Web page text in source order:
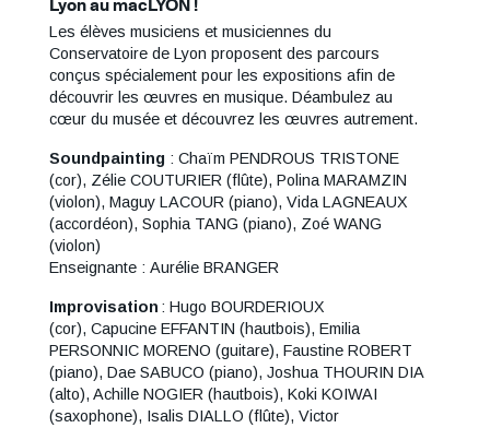
Les élèves musiciens et musiciennes du
Conservatoire de Lyon proposent des parcours
conçus spécialement pour les expositions afin de
découvrir les œuvres en musique. Déambulez au
cœur du musée et découvrez les œuvres autrement.
Soundpainting : Chaïm PENDROUS TRISTONE
(cor), Zélie COUTURIER (flûte), Polina MARAMZIN
(violon), Maguy LACOUR (piano), Vida LAGNEAUX
(accordéon), Sophia TANG (piano), Zoé WANG
(violon)
Enseignante : Aurélie BRANGER
Improvisation : Hugo BOURDERIOUX
(cor), Capucine EFFANTIN (hautbois), Emilia
PERSONNIC MORENO (guitare), Faustine ROBERT
(piano), Dae SABUCO (piano), Joshua THOURIN DIA
(alto), Achille NOGIER (hautbois), Koki KOIWAI
(saxophone), Isalis DIALLO (flûte), Victor